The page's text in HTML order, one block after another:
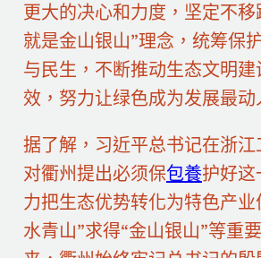
更大的决心和力度，坚定不移
就是金山银山”理念，统筹保
与民生，不断推动生态文明建
效，努力让绿色成为发展最动
据了解，习近平总书记在浙江
对衢州提出必须保包養护好这
力把生态优势转化为特色产业
水青山”求得“金山银山”等重